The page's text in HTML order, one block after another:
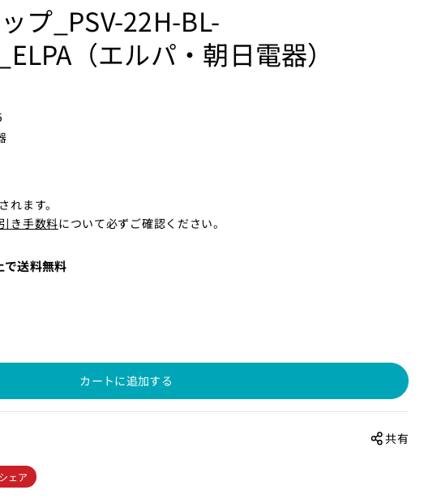
プ_PSV-22H-BL-
（エルパ・朝日電器）
れます。
き手数料について必ずご確認ください。
送料無料
カートに追加する
共有
シェア